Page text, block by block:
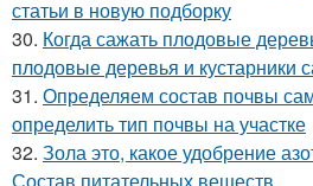
статьи в новую подборку
30. Когда сажать плодовые
плодовые деревья и кустарники
31. Определяем состав почвы
определить тип почвы на участке
32. Зола это, какое удобрение